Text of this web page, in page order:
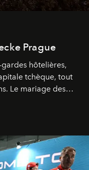
Prague
gardes hôtelières,
tchèque, tout
Le mariage des